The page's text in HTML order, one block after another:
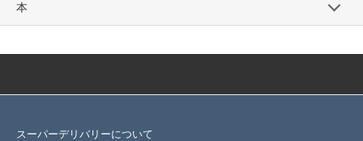
本
スーパーデリバリーについて